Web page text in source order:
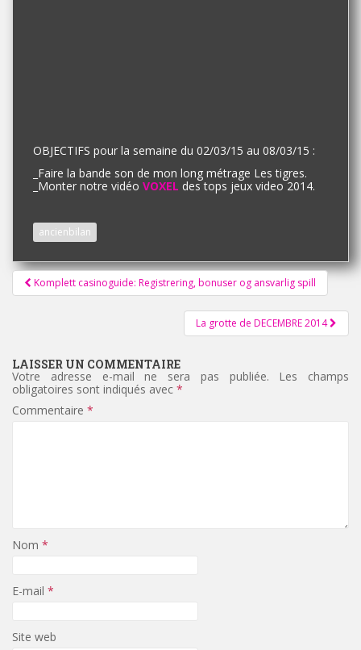
OBJECTIFS pour la semaine du 02/03/15 au 08/03/15 :
Faire la bande son de mon long métrage Les tigres.
Monter notre vidéo VOXEL des tops jeux video 2014.
ancienbilan
Pagination
d'article
Komplett casinoguide: Registrering, bonuser og ansvarlig spill
La grotte de DECEMBRE 2014
LAISSER UN COMMENTAIRE
Votre adresse e-mail ne sera pas publiée.
Les champs
obligatoires sont indiqués avec *
Commentaire *
Nom *
E-mail *
Site web